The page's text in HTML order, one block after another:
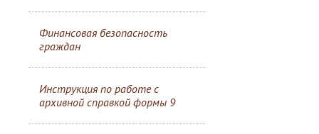
Финансовая безопасность
граждан
Инструкция по работе с
архивной справкой формы 9